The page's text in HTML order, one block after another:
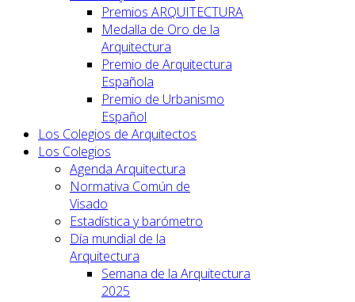
Premios ARQUITECTURA
Medalla de Oro de la
Arquitectura
Premio de Arquitectura
Española
Premio de Urbanismo
Español
Los Colegios de Arquitectos
Los Colegios
Agenda Arquitectura
Normativa Común de
Visado
Estadística y barómetro
Día mundial de la
Arquitectura
Semana de la Arquitectura
2025